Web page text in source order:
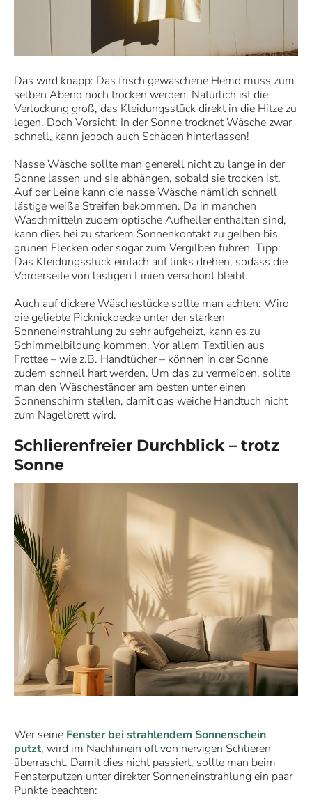
Das wird knapp: Das frisch gewaschene Hemd muss zum
selben Abend noch trocken werden. Natürlich ist die
Verlockung groß, das Kleidungsstück direkt in die Hitze zu
legen. Doch Vorsicht: In der Sonne trocknet Wäsche zwar
schnell, kann jedoch auch Schäden hinterlassen!
Nasse Wäsche sollte man generell nicht zu lange in der
Sonne lassen und sie abhängen, sobald sie trocken ist.
Auf der Leine kann die nasse Wäsche nämlich schnell
lästige weiße Streifen bekommen. Da in manchen
Waschmitteln zudem optische Aufheller enthalten sind,
kann dies bei zu starkem Sonnenkontakt zu gelben bis
grünen Flecken oder sogar zum Vergilben führen. Tipp:
Das Kleidungsstück einfach auf links drehen, sodass die
Vorderseite von lästigen Linien verschont bleibt.
Auch auf dickere Wäschestücke sollte man achten: Wird
die geliebte Picknickdecke unter der starken
Sonneneinstrahlung zu sehr aufgeheizt, kann es zu
Schimmelbildung kommen. Vor allem Textilien aus
Frottee – wie z.B. Handtücher – können in der Sonne
zudem schnell hart werden. Um das zu vermeiden, sollte
man den Wäscheständer am besten unter einen
Sonnenschirm stellen, damit das weiche Handtuch nicht
zum Nagelbrett wird.
Schlierenfreier Durchblick – trotz
Sonne
Wer seine Fenster bei strahlendem Sonnenschein
putzt, wird im Nachhinein oft von nervigen Schlieren
überrascht. Damit dies nicht passiert, sollte man beim
Fensterputzen unter direkter Sonneneinstrahlung ein paar
Punkte beachten: